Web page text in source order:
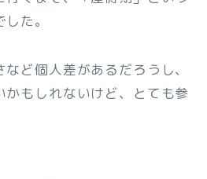
た。
ど個人差があるだろうし、
かもしれないけど、とても参